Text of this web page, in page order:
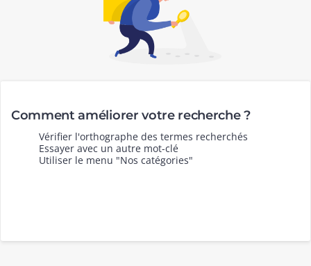
Comment améliorer votre recherche ?
Vérifier l'orthographe des termes recherchés
Essayer avec un autre mot-clé
Utiliser le menu "Nos catégories"